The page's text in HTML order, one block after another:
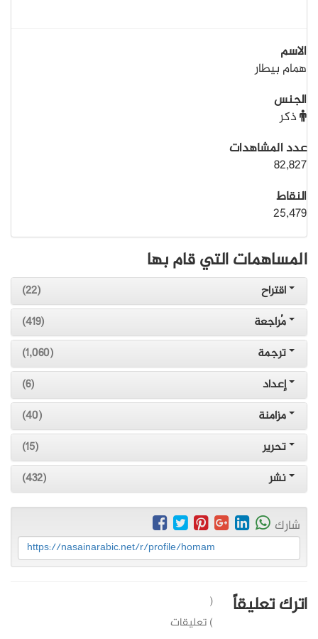
الاسم
همام بيطار
الجنس
ذكر
عدد المشاهدات
82,827
النقاط
25,479
المساهمات التي قام بها
اقتراح
(22)
مُراجعة
(419)
ترجمة
(1,060)
إعداد
(6)
مزامنة
(40)
تحرير
(15)
نشر
(432)
شارك
https://nasainarabic.net/r/profile/homam
اترك تعليقاً
(
) تعليقات